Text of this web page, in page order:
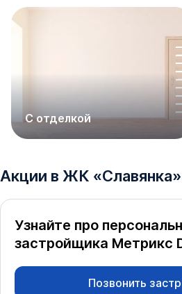
С отделкой
Акции в ЖК «Славянка»
Узнайте про
застройщика Метрикс
Позвонить